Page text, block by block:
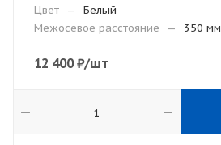
Цвет
—
Белый
Межосевое расстояние
— 350 мм
12 400₽/шт